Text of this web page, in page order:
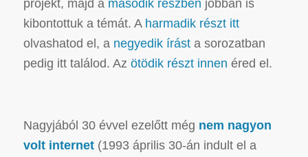
projekt, majd a második részben jobban is
kibontottuk a témát. A harmadik részt itt
olvashatod el, a negyedik írásta sorozatban
pedig itt találod. Az ötödik részt innen éred el.
Nagyjából 30 évvel ezelőtt még nem nagyon
volt internet(1993 április 30-án indult el a